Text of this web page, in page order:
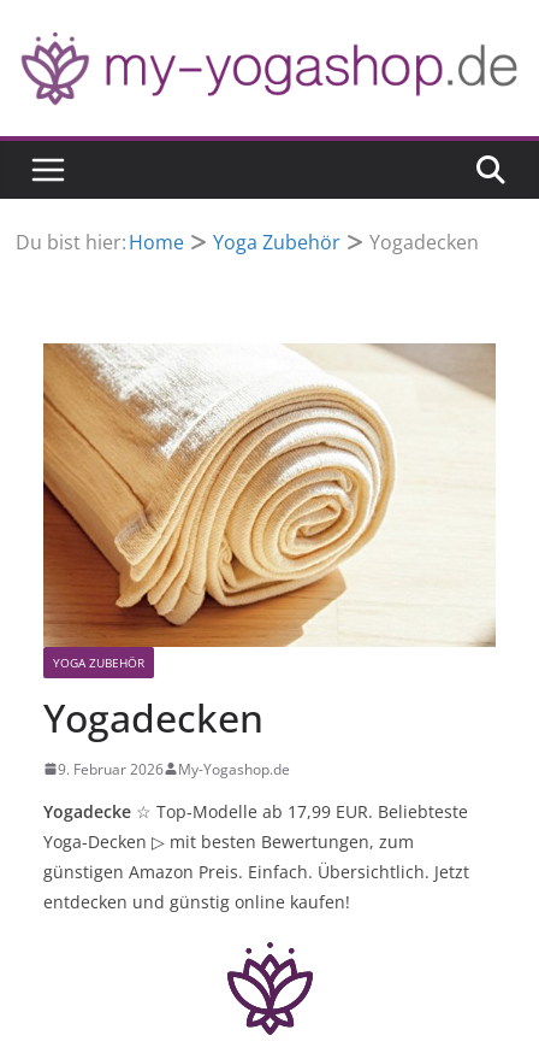
Inhalt
springen
Du bist hier:Home Yoga Zubehör Yogadecken
YOGA ZUBEHÖR
Yogadecken
9. Februar 2026 My-Yogashop.de
Yogadecke ☆ Top-Modelle ab 17,99 EUR. Beliebteste
Yoga-Decken ▷ mit besten Bewertungen, zum
günstigen Amazon Preis. Einfach. Übersichtlich. Jetzt
entdecken und günstig online kaufen!